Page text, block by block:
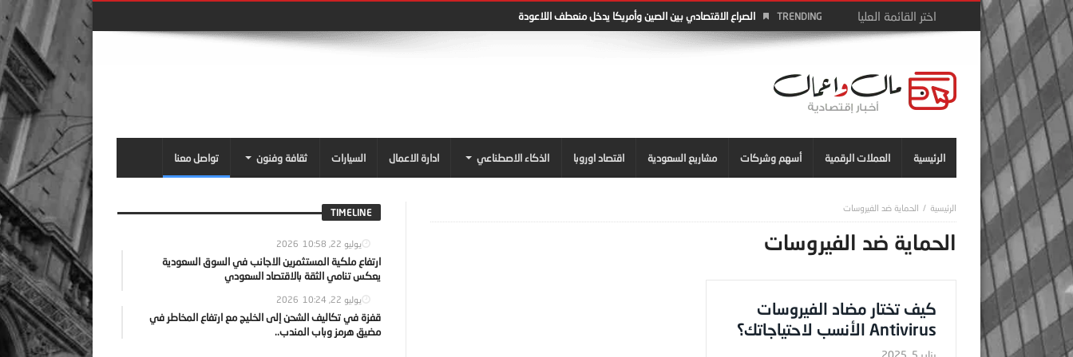
TRENDING الصراع الاقتصادي بين الصين وأمريكا يدخل منعطف اللاعودة
الرئيسية العملات الرقمية أسهم وشركات مشاريع السعودية اقتصاد اوروبا الذكاء الاصطناعي ادارة الاعمال السيارات ثقافة وفنون تواصل معنا
الحماية ضد الفيروسات
الحماية ضد الفيروسات
كيف تختار مضاد الفيروسات
Antivirus الأنسب لاحتياجاتك؟
TIMELINE
يوليو 22, 2026 10:58
ارتفاع ملكية المستثمرين الاجانب في السوق السعودية
يعكس تنامي الثقة بالاقتصاد السعودي
يوليو 22, 2026 10:24
قفزة في تكاليف الشحن إلى الخليج مع ارتفاع المخاطر في
مضيق هرمز وباب المندب..